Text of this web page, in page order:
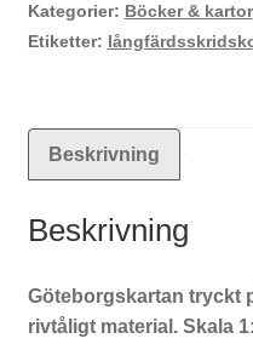
Kategorier: Böcker & kartor
Etiketter:
Beskrivning
Beskrivning
Göteborgskartan tryckt
rivtåligt material. Skala